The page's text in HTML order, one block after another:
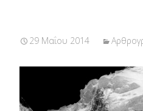
29 Μαΐου 2014